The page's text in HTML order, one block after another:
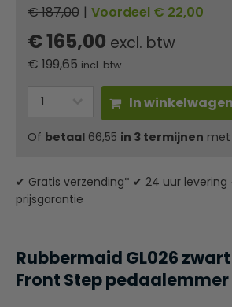
€ 187,00 | Voordeel € 22,00
€ 165,00 excl. btw
€ 199,65 incl. btw
In
Of betaal 66,55 in 3 termijnen met
✔ Gratis verzending* ✔ 24 uur levering
prijsgarantie
Rubbermaid GL026
Front Step